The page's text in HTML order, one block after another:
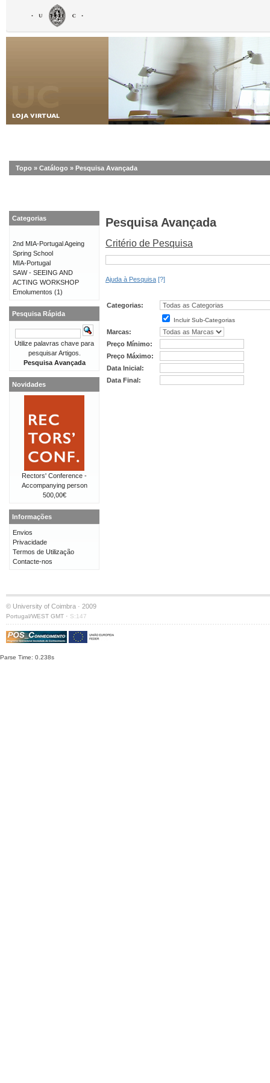
Topo » Catálogo » Pesquisa Avançada
Pesquisa Avançada
Critério de Pesquisa
Ajuda à Pesquisa [?]
Categorias:
Incluir Sub-Categorias
Marcas:
Preço Mínimo:
Preço Máximo:
Data Inicial:
Data Final:
Categorias
2nd MIA-Portugal Ageing
Spring School
MIA-Portugal
SAW - SEEING AND
ACTING WORKSHOP
Emolumentos (1)
Pesquisa Rápida
Utilize palavras chave para
pesquisar Artigos.
Pesquisa Avançada
Novidades
Rectors' Conference -
Accompanying person
500,00€
Informações
Envios
Privacidade
Termos de Utilização
Contacte-nos
© University of Coimbra · 2009
Portugal/WEST GMT · S:147
Parse Time: 0.238s